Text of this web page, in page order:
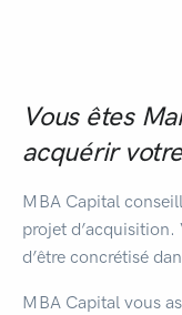
Vous êtes
acquérir
MBA Capital
projet
d’être concrétisé
MBA Capital vous